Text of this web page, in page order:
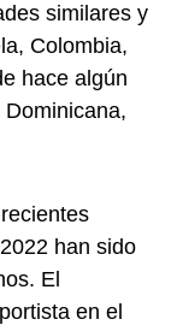
similares y
Colombia,
hace algún
han sido
El
en el